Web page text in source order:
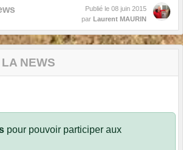
Publié le 08 juin 2015
par Laurent MAURIN
NEWS
pour pouvoir participer aux